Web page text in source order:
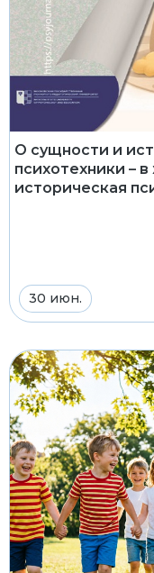
О сущности и
психотехники –
историческая
30 июн.